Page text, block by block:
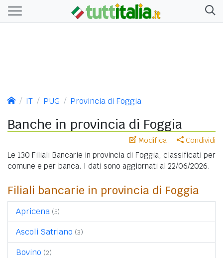
IT PUG Provincia di Foggia
Banche in provincia di Foggia
Modifica Condividi
Le 130 Filiali Bancarie in provincia di Foggia, classificati per
comune e per banca. I dati sono aggiornati al 22/06/2026.
Filiali bancarie in provincia di Foggia
Apricena (5)
Ascoli Satriano (3)
Bovino (2)